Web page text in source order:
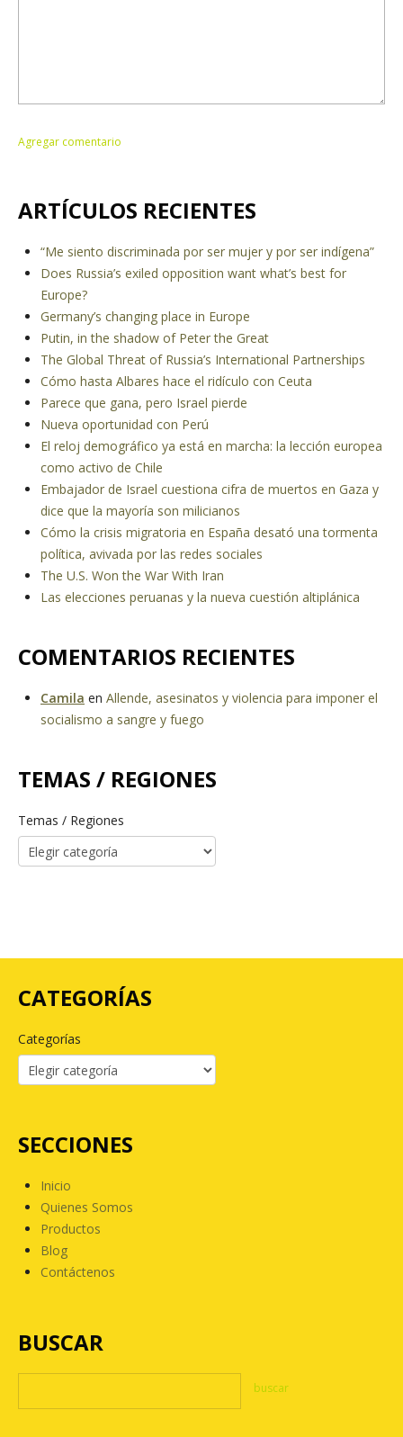
ARTÍCULOS RECIENTES
“Me siento discriminada por ser mujer y por ser indígena”
Does Russia’s exiled opposition want what’s best for
Europe?
Germany’s changing place in Europe
Putin, in the shadow of Peter the Great
The Global Threat of Russia’s International Partnerships
Cómo hasta Albares hace el ridículo con Ceuta
Parece que gana, pero Israel pierde
Nueva oportunidad con Perú
El reloj demográfico ya está en marcha: la lección europea
como activo de Chile
Embajador de Israel cuestiona cifra de muertos en Gaza y
dice que la mayoría son milicianos
Cómo la crisis migratoria en España desató una tormenta
política, avivada por las redes sociales
The U.S. Won the War With Iran
Las elecciones peruanas y la nueva cuestión altiplánica
COMENTARIOS RECIENTES
Camila en Allende, asesinatos y violencia para imponer el
socialismo a sangre y fuego
TEMAS / REGIONES
Temas / Regiones
CATEGORÍAS
Categorías
SECCIONES
Inicio
Quienes Somos
Productos
Blog
Contáctenos
BUSCAR